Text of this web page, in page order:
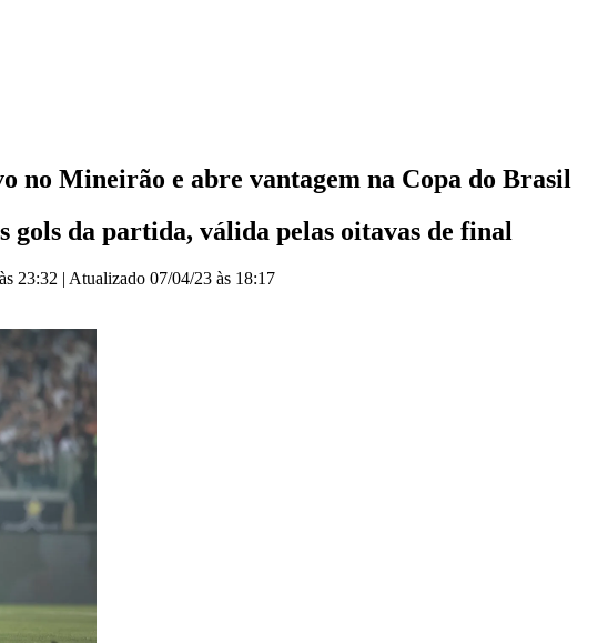
no Mineirão e abre vantagem na Copa do Brasil
da partida, válida pelas oitavas de final
23:32 | Atualizado 07/04/23 às 18:17